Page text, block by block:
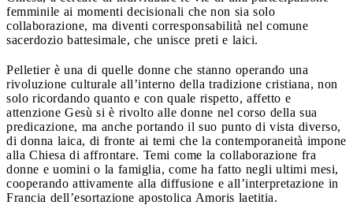
femminile ai momenti decisionali che non sia solo
collaborazione, ma diventi corresponsabilità nel comune
sacerdozio battesimale, che unisce preti e laici.
Pelletier è una di quelle donne che stanno operando una
rivoluzione culturale all’interno della tradizione cristiana, non
solo ricordando quanto e con quale rispetto, affetto e
attenzione Gesù si è rivolto alle donne nel corso della sua
predicazione, ma anche portando il suo punto di vista diverso,
di donna laica, di fronte ai temi che la contemporaneità impone
alla Chiesa di affrontare. Temi come la collaborazione fra
donne e uomini o la famiglia, come ha fatto negli ultimi mesi,
cooperando attivamente alla diffusione e all’interpretazione in
Francia dell’esortazione apostolica Amoris laetitia.